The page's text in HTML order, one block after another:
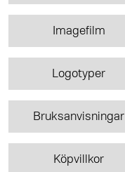
Imagefilm
Logotyper
Bruksanvisningar
Köpvillkor